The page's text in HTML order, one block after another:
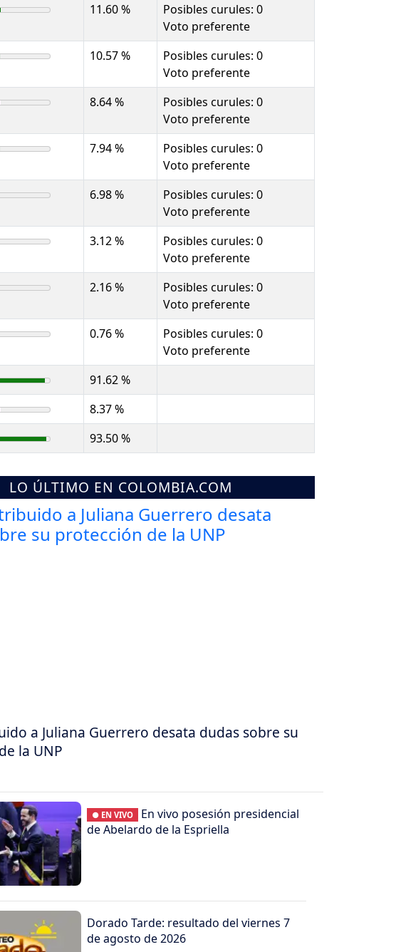
11.60 %
Posibles curules: 0
Voto preferente
10.57 %
Posibles curules: 0
Voto preferente
8.64 %
Posibles curules: 0
Voto preferente
7.94 %
Posibles curules: 0
Voto preferente
6.98 %
Posibles curules: 0
Voto preferente
3.12 %
Posibles curules: 0
Voto preferente
2.16 %
Posibles curules: 0
Voto preferente
0.76 %
Posibles curules: 0
Voto preferente
91.62 %
8.37 %
93.50 %
LO ÚLTIMO EN COLOMBIA.COM
a Juliana Guerrero desata dudas sobre su
la UNP
● EN VIVO
En vivo posesión presidencial
de Abelardo de la Espriella
Dorado Tarde: resultado del viernes 7
de agosto de 2026